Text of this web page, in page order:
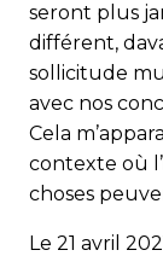
seront plus
différent,
sollicitude
avec nos
Cela
contexte où
choses
Le 21 avril